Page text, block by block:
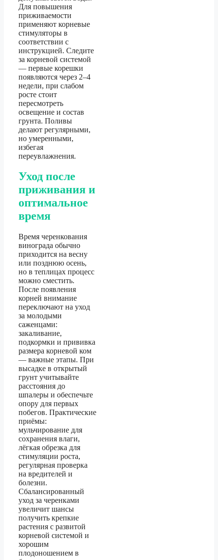
Для повышения
приживаемости
применяют корневые
стимуляторы в
соответствии с
инструкцией. Следите
за корневой системой
— первые корешки
появляются через 2–4
недели, при слабом
росте стоит
пересмотреть
освещение и состав
грунта. Поливы
делают регулярными,
но умеренными,
избегая
переувлажнения.
Уход после
приживания и
оптимальное
время
Время черенкования
винограда обычно
приходится на весну
или позднюю осень,
но в теплицах процесс
можно сместить.
После появления
корней внимание
переключают на уход
за молодыми
саженцами:
закаливание,
подкормки и прививка
размера корневой ком
— важные этапы. При
высадке в открытый
грунт учитывайте
расстояния до
шпалеры и обеспечьте
опору для первых
побегов. Практические
приёмы:
мульчирование для
сохранения влаги,
лёгкая обрезка для
стимуляции роста,
регулярная проверка
на вредителей и
болезни.
Сбалансированный
уход за черенками
увеличит шансы
получить крепкие
растения с развитой
корневой системой и
хорошим
плодоношением в